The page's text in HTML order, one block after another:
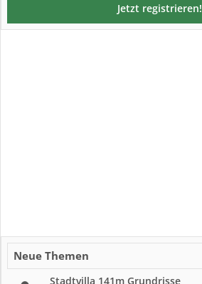
Jetzt registrieren!
Neue Themen
Stadtvilla 141m Grundrisse